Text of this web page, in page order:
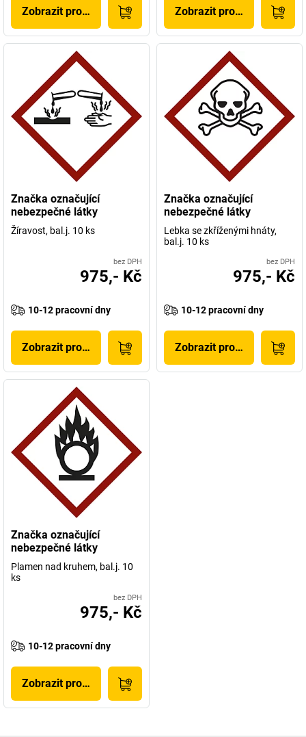
Zobrazit produkt Zobrazit produkt
Značka označující
nebezpečné látky
Žíravost, bal.j. 10 ks
bez DPH
975,- Kč
10-12 pracovní dny
Zobrazit produkt
Značka označující
nebezpečné látky
Lebka se zkříženými hnáty,
bal.j. 10 ks
bez DPH
975,- Kč
10-12 pracovní dny
Zobrazit produkt
Značka označující
nebezpečné látky
Plamen nad kruhem, bal.j. 10
ks
bez DPH
975,- Kč
10-12 pracovní dny
Zobrazit produkt